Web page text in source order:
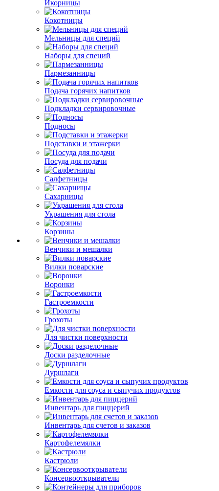
Икорницы
Кокотницы
Мельницы для специй
Наборы для специй
Пармезанницы
Подача горячих напитков
Подкладки сервировочные
Подносы
Подставки и этажерки
Посуда для подачи
Салфетницы
Сахарницы
Украшения для стола
Корзины
Венчики и мешалки
Вилки поварские
Воронки
Гастроемкости
Грохоты
Для чистки поверхности
Доски разделочные
Дуршлаги
Емкости для соуса и сыпучих продуктов
Инвентарь для пиццерий
Инвентарь для счетов и заказов
Картофелемялки
Кастрюли
Консервооткрыватели